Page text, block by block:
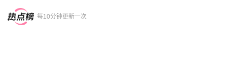
每10分钟更新一次